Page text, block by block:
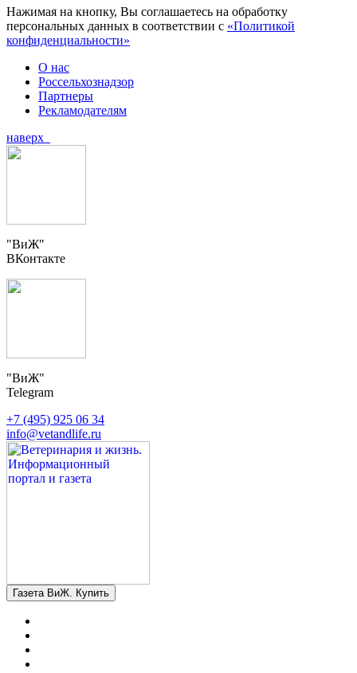
Нажимая на кнопку, Вы соглашаетесь на обработку
персональных данных в соответствии с «Политикой
конфиденциальности»
О нас
Россельхознадзор
Партнеры
Рекламодателям
наверх
"ВиЖ"
ВКонтакте
"ВиЖ"
Telegram
+7 (495) 925 06 34
info@vetandlife.ru
Газета ВиЖ. Купить